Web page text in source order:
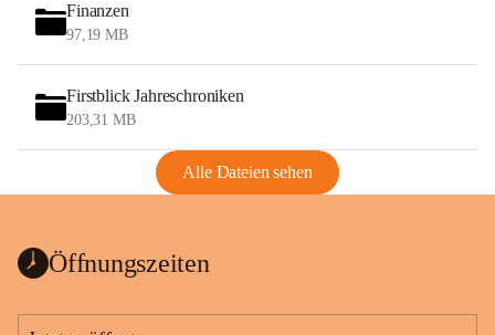
Finanzen
97,19 MB
Firstblick Jahreschroniken
203,31 MB
Alle Dateien sehen
Öffnungszeiten